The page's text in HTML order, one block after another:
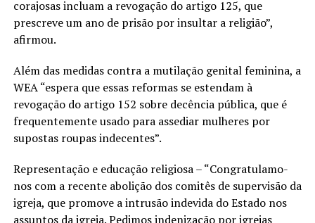
corajosas incluam a revogação do artigo 125, que
prescreve um ano de prisão por insultar a religião”,
afirmou.
Além das medidas contra a mutilação genital feminina, a
WEA “espera que essas reformas se estendam à
revogação do artigo 152 sobre decência pública, que é
frequentemente usado para assediar mulheres por
supostas roupas indecentes”.
Representação e educação religiosa – “Congratulamo-
nos com a recente abolição dos comitês de supervisão da
igreja, que promove a intrusão indevida do Estado nos
assuntos da igreja. Pedimos indenização por igrejas